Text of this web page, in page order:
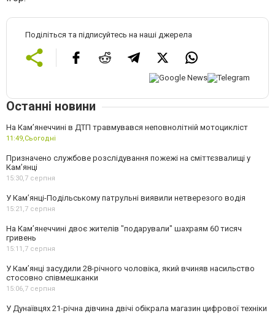
Поділіться та підписуйтесь на наші джерела
Останні новини
На Кам’янеччині в ДТП травмувався неповнолітній мотоцикліст
11:49,Сьогодні
Призначено службове розслідування пожежі на сміттєзвалищі у
Кам’янці
15:30,7 серпня
У Кам’янці-Подільському патрульні виявили нетверезого водія
15:21,7 серпня
На Камʼянеччині двоє жителів "подарували" шахраям 60 тисяч
гривень
15:11,7 серпня
У Камʼянці засудили 28-річного чоловіка, який вчиняв насильство
стосовно співмешканки
15:06,7 серпня
У Дунаївцях 21-річна дівчина двічі обікрала магазин цифрової техніки